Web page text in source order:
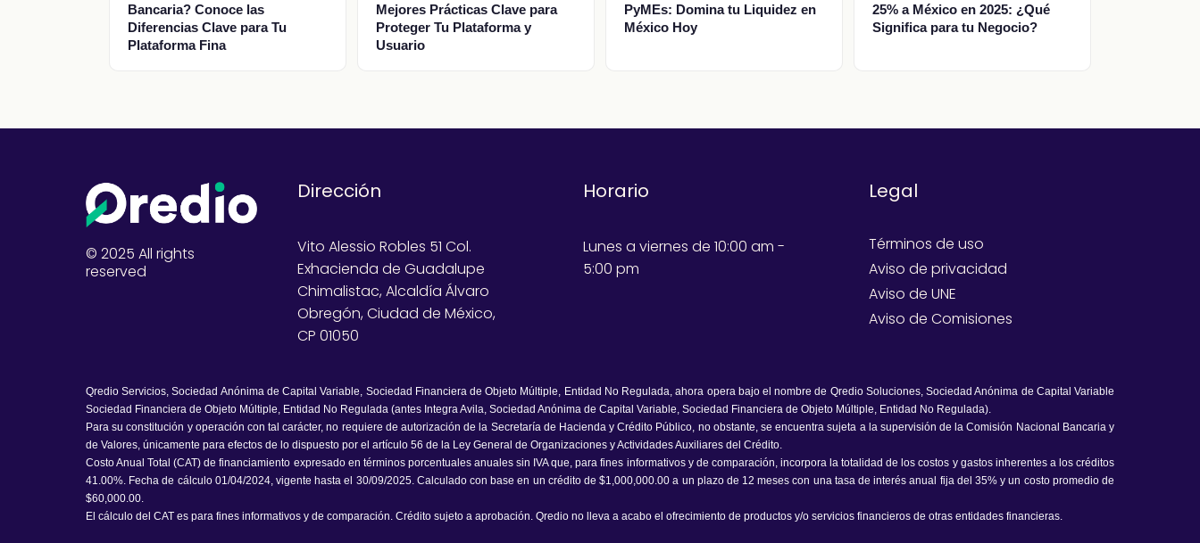
Bancaria? Conoce las
Diferencias Clave para Tu
Plataforma Fina
Mejores Prácticas Clave para
Proteger Tu Plataforma y
Usuario
PyMEs: Domina tu Liquidez en
México Hoy
25% a México en 2025: ¿Qué
Significa para tu Negocio?
© 2025 All rights
reserved
Dirección
Vito Alessio Robles 51 Col.
Exhacienda de Guadalupe
Chimalistac, Alcaldía Álvaro
Obregón, Ciudad de México,
CP 01050
Horario
Lunes a viernes de 10:00 am -
5:00 pm
Legal
Términos de uso
Aviso de privacidad
Aviso de UNE
Aviso de Comisiones
Qredio Servicios, Sociedad Anónima de Capital Variable, Sociedad Financiera de Objeto Múltiple, Entidad No Regulada, ahora opera bajo el nombre de Qredio Soluciones, Sociedad Anónima de Capital Variable
Sociedad Financiera de Objeto Múltiple, Entidad No Regulada (antes Integra Avila, Sociedad Anónima de Capital Variable, Sociedad Financiera de Objeto Múltiple, Entidad No Regulada).
Para su constitución y operación con tal carácter, no requiere de autorización de la Secretaría de Hacienda y Crédito Público, no obstante, se encuentra sujeta a la supervisión de la Comisión Nacional Bancaria y
de Valores, únicamente para efectos de lo dispuesto por el artículo 56 de la Ley General de Organizaciones y Actividades Auxiliares del Crédito.
Costo Anual Total (CAT) de financiamiento expresado en términos porcentuales anuales sin IVA que, para fines informativos y de comparación, incorpora la totalidad de los costos y gastos inherentes a los créditos
41.00%. Fecha de cálculo 01/04/2024, vigente hasta el 30/09/2025. Calculado con base en un crédito de $1,000,000.00 a un plazo de 12 meses con una tasa de interés anual fija del 35% y un costo promedio de
$60,000.00.
El cálculo del CAT es para fines informativos y de comparación. Crédito sujeto a aprobación. Qredio no lleva a acabo el ofrecimiento de productos y/o servicios financieros de otras entidades financieras.